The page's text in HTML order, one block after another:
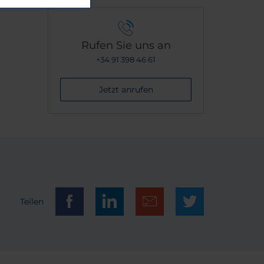
Rufen Sie uns an
+34 91 398 46 61
Jetzt anrufen
Teilen